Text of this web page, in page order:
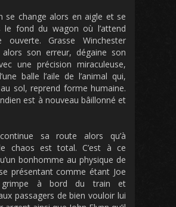
se change alors en aigle et se
le fond du wagon où l’attend
ouverte. Grasse Winchester
alors son erreur, dégaine son
une précision miraculeuse,
balle l’aile de l’animal qui,
au sol, reprend forme humaine.
est à nouveau bâillonné et
sa route alors qu’à
le chaos est total. C’est à ce
bonhomme au physique de
présentant comme étant Joe
grimpe à bord du train et
passagers de bien vouloir lui